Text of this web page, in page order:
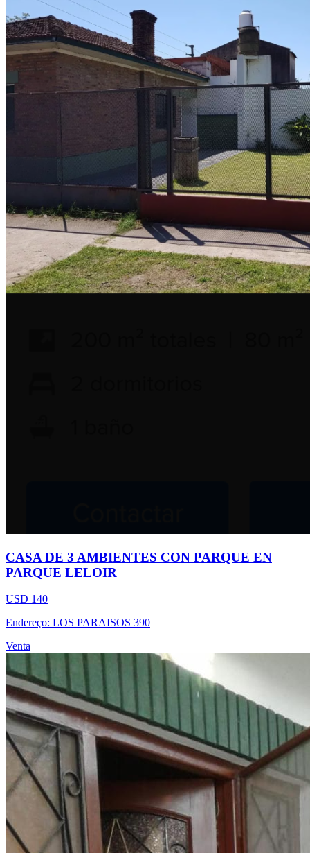
CASA DE 3 AMBIENTES CON PARQUE EN
PARQUE LELOIR
USD 140
Endereço: LOS PARAISOS 390
Venta